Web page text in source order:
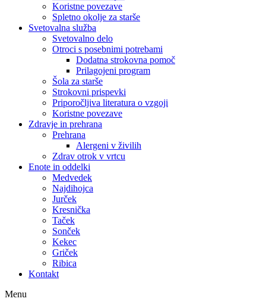
Koristne povezave
Spletno okolje za starše
Svetovalna služba
Svetovalno delo
Otroci s posebnimi potrebami
Dodatna strokovna pomoč
Prilagojeni program
Šola za starše
Strokovni prispevki
Priporočljiva literatura o vzgoji
Koristne povezave
Zdravje in prehrana
Prehrana
Alergeni v živilih
Zdrav otrok v vrtcu
Enote in oddelki
Medvedek
Najdihojca
Jurček
Kresnička
Taček
Sonček
Kekec
Griček
Ribica
Kontakt
Menu